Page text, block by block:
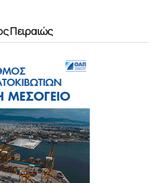
Πειραιώς